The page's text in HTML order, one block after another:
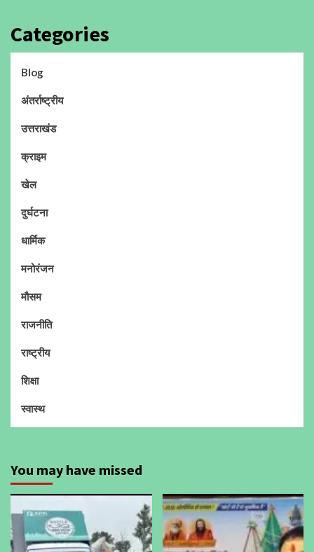
Categories
Blog
अंतर्राष्ट्रीय
उत्तराखंड
क्राइम
खेल
दुर्घटना
धार्मिक
मनोरंजन
मौसम
राजनीति
राष्ट्रीय
शिक्षा
स्वास्थ
You may have missed